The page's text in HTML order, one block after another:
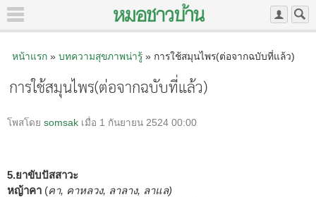
หน้าแรก» บทความสุขภาพน่ารู้» การใช้สมุนไพร(ต่อจากฉบับที่แล้ว)
การใช้สมุนไพร(ต่อจากฉบับที่แล้ว)
โพสโดย somsak เมื่อ 1 กันยายน 2524 00:00
5.ยาขับปัสสาวะ
หญ้าคา (คา, คาหลวง, ลาลาง, ลาแล)